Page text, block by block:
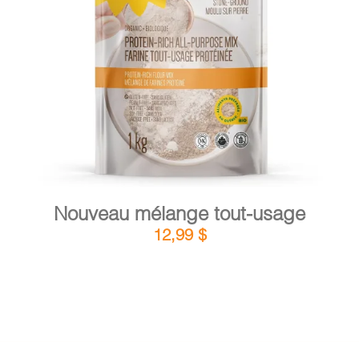
AJOUTER AU PANIER / DÉTAILS
Nouveau mélange tout-usage
12,99 $